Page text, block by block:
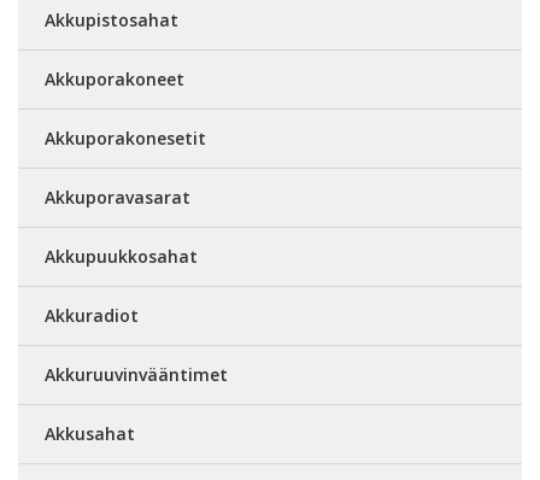
Akkupistosahat
Akkuporakoneet
Akkuporakonesetit
Akkuporavasarat
Akkupuukkosahat
Akkuradiot
Akkuruuvinvääntimet
Akkusahat